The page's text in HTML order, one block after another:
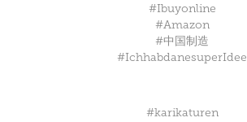
#Ibuyonline
#Amazon
#中国制造
#IchhabdanesuperIdee
#karikaturen